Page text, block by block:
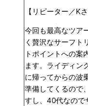
【リピーター／Kさ
今回も最高なツア
く贅沢なサーフト
トポイントへの案
ます。ライディン
に帰ってからの波
準備してくるので
すし、40代なので